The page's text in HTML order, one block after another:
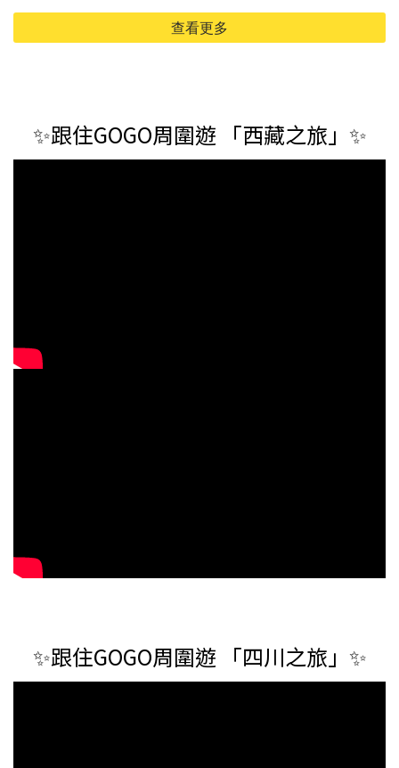
幻鑰匙系列-高
BROWN 魔幻鑰
匙系列-2合1閃
貨可新蒲崗倉庫
即取）
不退不換以不影
查看更多
✨跟住GOGO周圍遊 「西藏之旅」✨
✨跟住GOGO周圍遊 「四川之旅」✨